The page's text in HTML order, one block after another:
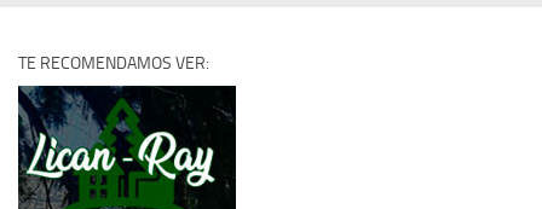
TE RECOMENDAMOS VER: